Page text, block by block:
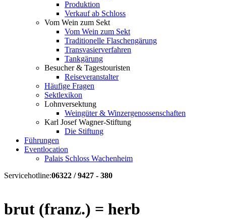
Produktion
Verkauf ab Schloss
Vom Wein zum Sekt
Vom Wein zum Sekt
Traditionelle Flaschengärung
Transvasierverfahren
Tankgärung
Besucher & Tagestouristen
Reiseveranstalter
Häufige Fragen
Sektlexikon
Lohnversektung
Weingüter & Winzergenossenschaften
Karl Josef Wagner-Stiftung
Die Stiftung
Führungen
Eventlocation
Palais Schloss Wachenheim
Servicehotline:06322 / 9427 - 380
brut (franz.) = herb